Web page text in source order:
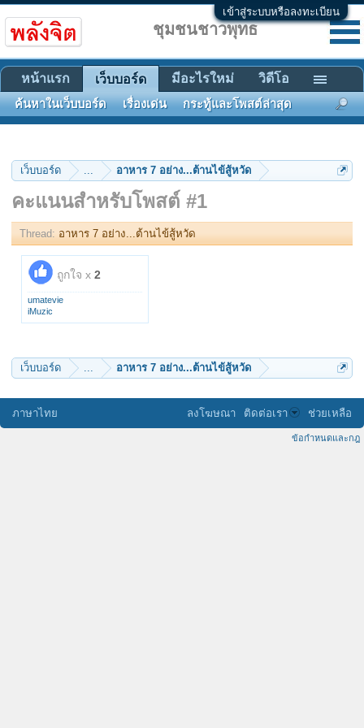
เข้าสู่ระบบหรือลงทะเบียน
เว็บบอร์ด ... อาหาร 7 อย่าง...ต้านไข้สู้หวัด
คะแนนสำหรับโพสต์ #1
Thread: อาหาร 7 อย่าง...ต้านไข้สู้หวัด
ถูกใจ x 2
umatevie
iMuzic
เว็บบอร์ด ... อาหาร 7 อย่าง...ต้านไข้สู้หวัด
ชุมชนชาวพุทธ
หน้าแรก เว็บบอร์ด
ค้นหาในเว็บบอร์ด เรื่องเด่น กระทู้และโพสต์ล่าสุด
มีอะไรใหม่ วิดีโอ
ภาษาไทย ลงโฆษณา ติดต่อเรา ช่วยเหลือ
ข้อกำหนดและกฎ